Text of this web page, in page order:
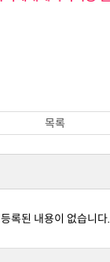
목록
등록된 내용이 없습니다.